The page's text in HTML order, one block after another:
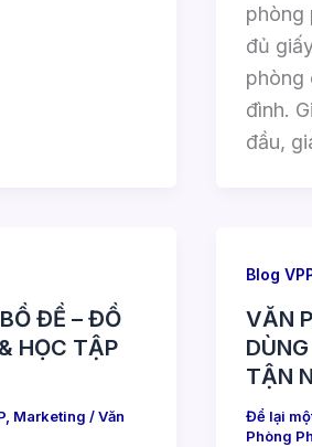
phòng
đủ
phòng
đình.
đầu,
ĐỀ – ĐỒ
HỌC TẬP
, Marketing /Văn
Blog
VĂN
TẬN
Để lại
Phòng